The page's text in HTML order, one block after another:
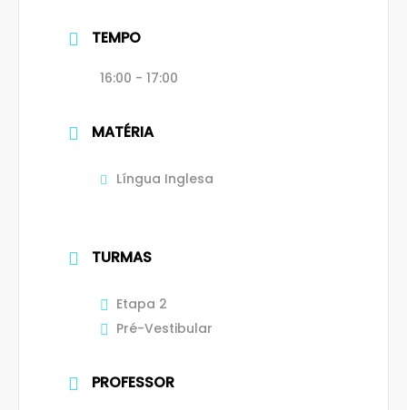
TEMPO
16:00 - 17:00
MATÉRIA
Língua Inglesa
TURMAS
Etapa 2
Pré-Vestibular
PROFESSOR